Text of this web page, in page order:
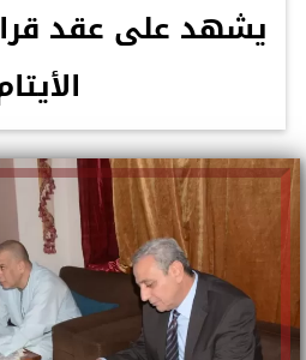
يشهد على عقد